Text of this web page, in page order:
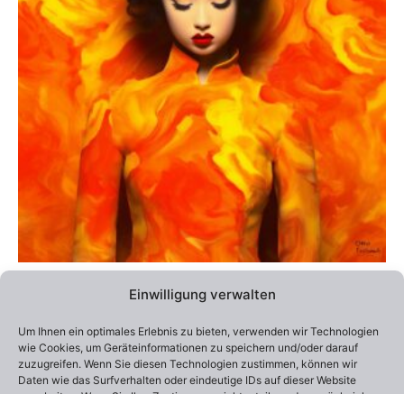
Einwilligung verwalten
Um Ihnen ein optimales Erlebnis zu bieten, verwenden wir Technologien
wie Cookies, um Geräteinformationen zu speichern und/oder darauf
zuzugreifen. Wenn Sie diesen Technologien zustimmen, können wir
Daten wie das Surfverhalten oder eindeutige IDs auf dieser Website
Edition 100
Otto Frühwach „Assimilation“
290,00€–550,00€
auf.
Die
Optionen
können
auf
der
Produktseite
gewählt
werden